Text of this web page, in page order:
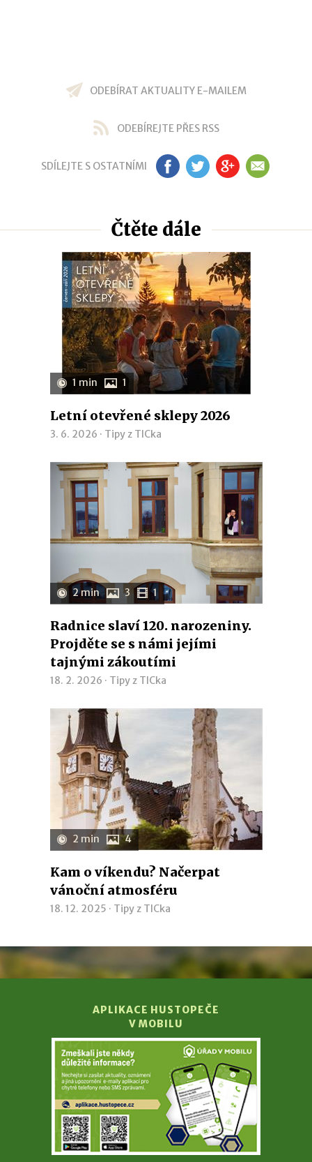
ODEBÍRAT AKTUALITY E-MAILEM
ODEBÍREJTE PŘES RSS
SDÍLEJTE S OSTATNÍMI FB TW GP EM
Čtěte dále
1 min 1
Letní otevřené sklepy 2026
3. 6. 2026 · Tipy z TICka
2 min 3 1
Radnice slaví 120. narozeniny.
Projděte se s námi jejími
tajnými zákoutími
18. 2. 2026 · Tipy z TICka
2 min 4
Kam o víkendu? Načerpat
vánoční atmosféru
18. 12. 2025 · Tipy z TICka
APLIKACE HUSTOPEČE
V MOBILU